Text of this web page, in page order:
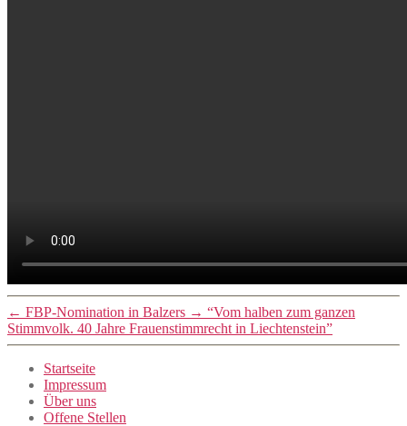
← FBP-Nomination in Balzers → “Vom halben zum ganzen
Stimmvolk. 40 Jahre Frauenstimmrecht in Liechtenstein”
Startseite
Impressum
Über uns
Offene Stellen